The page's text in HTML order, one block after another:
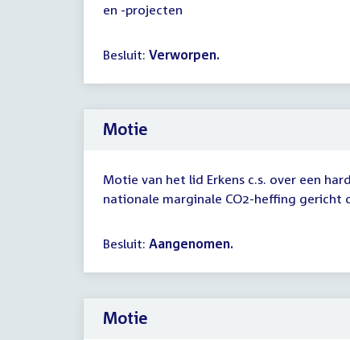
en -projecten
Besluit: Verworpen.
Motie
Motie van het lid Erkens c.s. over een
nationale marginale CO2-heffing
Besluit: Aangenomen.
Motie